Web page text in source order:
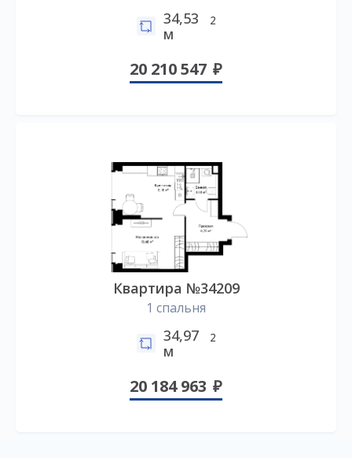
34,53
м
2
20 210 547
Квартира №34209
1 спальня
34,97
м
2
20 184 963